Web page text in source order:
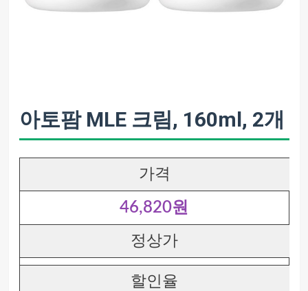
아토팜 MLE 크림, 160ml, 2개
가격
46,820원
정상가
할인율